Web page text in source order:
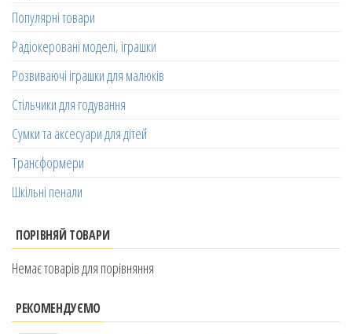
Популярні товари
Радіокеровані моделі, іграшки
Розвиваючі іграшки для малюків
Стільчики для годування
Сумки та аксесуари для дітей
Трансформери
Шкільні пенали
ПОРІВНЯЙ ТОВАРИ
Немає товарів для порівняння
РЕКОМЕНДУЄМО